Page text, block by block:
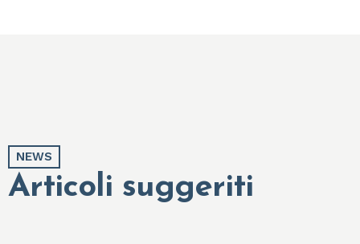
NEWS
Articoli suggeriti